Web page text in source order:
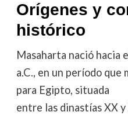
Orígenes y
histórico
Masaharta nació hacia
a.C., en un período que
para Egipto, situada
entre las dinastías XX